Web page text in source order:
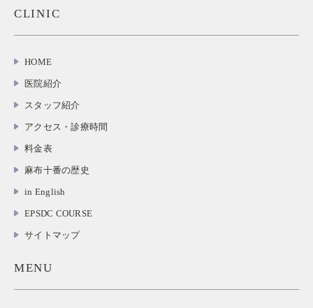
CLINIC
HOME
医院紹介
スタッフ紹介
アクセス・診療時間
料金表
麻布十番の歴史
in English
EPSDC COURSE
サイトマップ
MENU